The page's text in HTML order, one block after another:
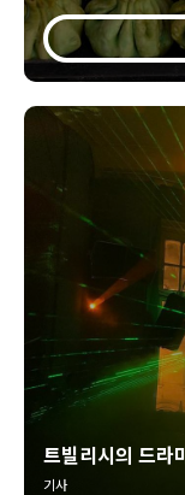
트빌리시의 드라
기사